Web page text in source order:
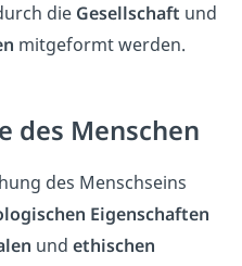
die Gesellschaft und
mitgeformt werden.
des Menschen
des Menschseins
Eigenschaften
und ethischen